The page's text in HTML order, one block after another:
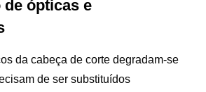
de ópticas e
da cabeça de corte degradam-se
de ser substituídos